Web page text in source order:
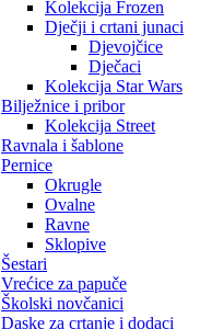
Kolekcija Frozen
Dječji i crtani junaci
Djevojčice
Dječaci
Kolekcija Star Wars
Bilježnice i pribor
Kolekcija Street
Ravnala i šablone
Pernice
Okrugle
Ovalne
Ravne
Sklopive
Šestari
Vrećice za papuče
Školski novčanici
Daske za crtanje i dodaci